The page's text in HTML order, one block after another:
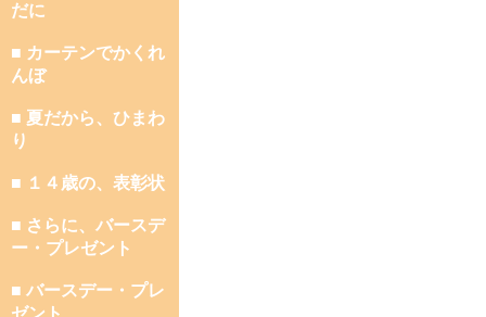
だに
■ カーテンでかくれ
んぼ
■ 夏だから、ひまわ
り
■ １４歳の、表彰状
■ さらに、バースデ
ー・プレゼント
■ バースデー・プレ
ゼント